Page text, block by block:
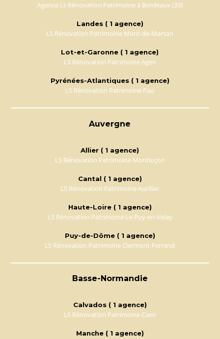
Agence Ls Rénovation Patrimoine à Bordeaux (33)
Landes ( 1 agence)
LS Rénovation Patrimoine Mont-de-Marsan
Lot-et-Garonne ( 1 agence)
LS Rénovation Patrimoine Agen
Pyrénées-Atlantiques ( 1 agence)
LS Rénovation Patrimoine Pau
Auvergne
Allier ( 1 agence)
LS Rénovation Patrimoine Montluçon
Cantal ( 1 agence)
LS Rénovation Patrimoine Aurillac
Haute-Loire ( 1 agence)
LS Rénovation Patrimoine Le-Puy-en-Velay
Puy-de-Dôme ( 1 agence)
LS Rénovation Patrimoine Clermont-Ferrand
Basse-Normandie
Calvados ( 1 agence)
LS Rénovation Patrimoine Caen
Manche ( 1 agence)